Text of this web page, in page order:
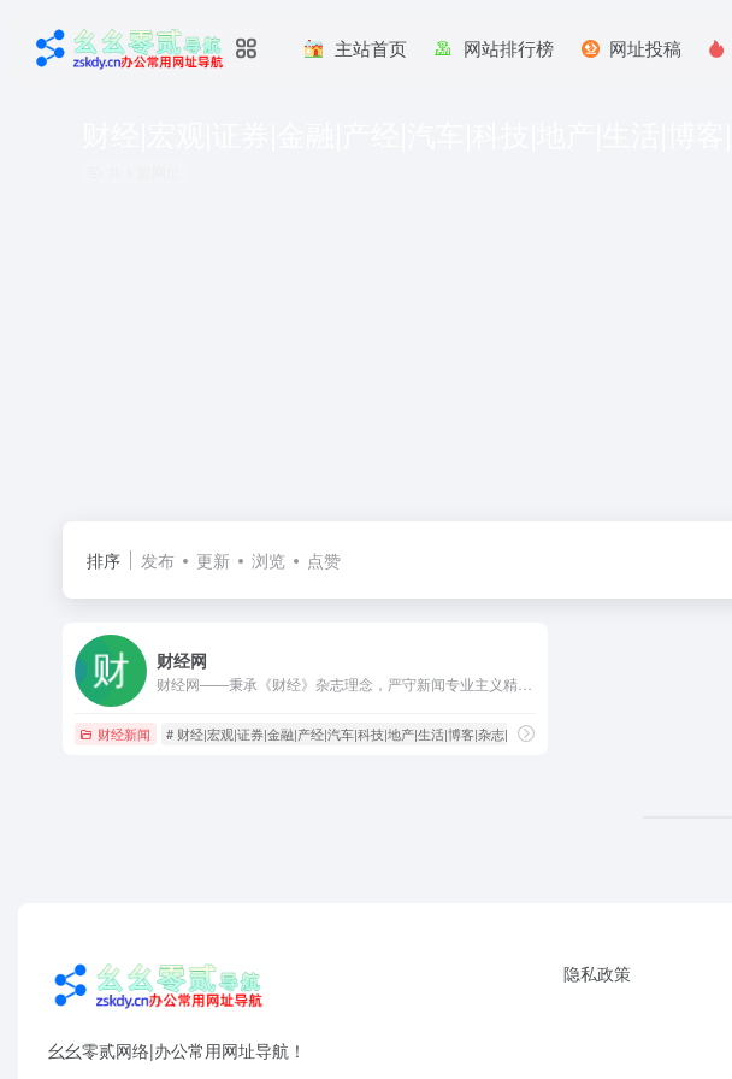
主站首页 网站排行榜 网址投稿
排序 发布 更新 浏览 点赞
财经网
财经新闻 # 财经|宏观|证券|金融|产经|汽车|科技|地产|生活|博客|杂志|新媒体
幺幺零贰网络|办公常用网址导航！
隐私政策